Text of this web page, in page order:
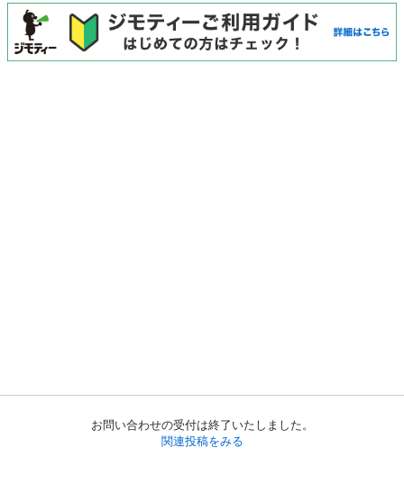
お問い合わせの受付は終了いたしました。
関連投稿をみる